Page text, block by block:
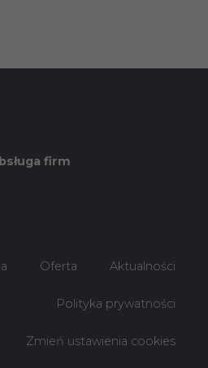
firm
Oferta Aktualności
Polityka prywatności
Zmień ustawienia cookies
Konieczne
opcjonalne. Są
funkcjonowania